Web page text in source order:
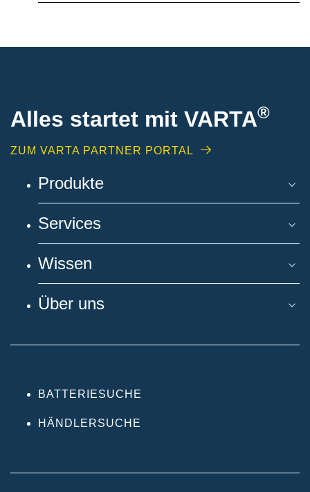
Alles startet mit VARTA®
ZUM VARTA PARTNER PORTAL
Produkte
Services
Wissen
Über uns
BATTERIESUCHE
HÄNDLERSUCHE